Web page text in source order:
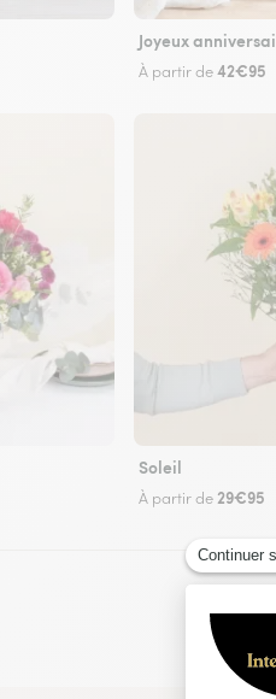
Joyeux
À partir de42€95
Soleil
À partir de 29€95